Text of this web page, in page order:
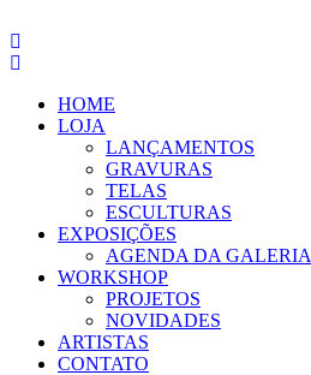
para
o
HOME
LOJA
LANÇAMENTOS
GRAVURAS
TELAS
ESCULTURAS
EXPOSIÇÕES
AGENDA DA GALERIA
WORKSHOP
PROJETOS
NOVIDADES
ARTISTAS
CONTATO